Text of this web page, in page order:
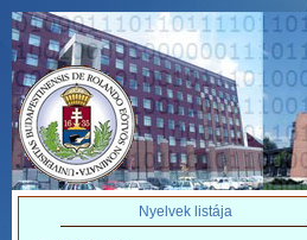
Nyelvek listája